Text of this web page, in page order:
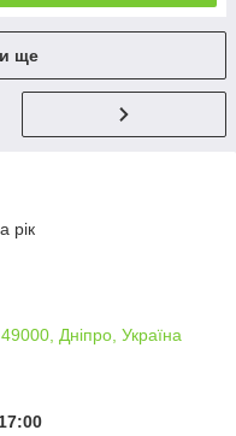
ще
рік
Дніпро, Україна